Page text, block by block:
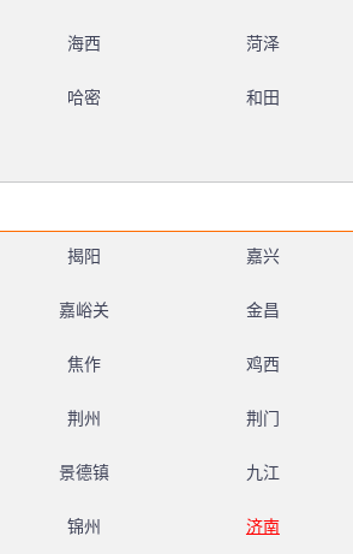
海西 菏泽
哈密 和田
揭阳 嘉兴
嘉峪关 金昌
焦作 鸡西
荆州 荆门
景德镇 九江
锦州 济南